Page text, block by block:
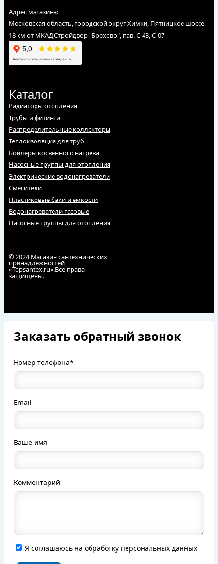
Адрес магазина:
Московская область, городской округ Химки, Пятницкое шоссе
18 км от МКАД,Стройдвор "Брехово", пав. С-43, С-07
Каталог
Радиаторы отопления
Трубы и фитинги
Распределительные коллекторы
Теплоизоляция для труб
Бойлеры косвенного нагрева
Насосные группы для отопления
Электрические водонагреватели
Смесители
Пластиковые баки и емкости
Водонагреватели газовые
Насосные группы для отопления
© 2024 Магазин сантехнических
принадлежностей
«Topsantex.ru».Все права
защищены.
Заказать обратный звонок
Номер телефона*
Email
Ваше имя
Комментарий
Я соглашаюсь на обработку персональных данных